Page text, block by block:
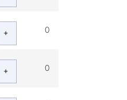
+ 0
+ 0